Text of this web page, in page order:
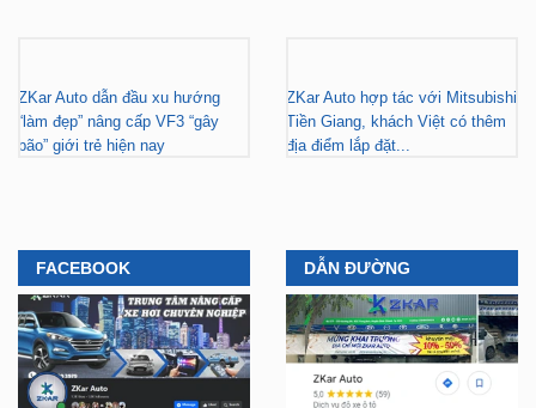
ZKar Auto dẫn đầu xu hướng
“làm đẹp” nâng cấp VF3 “gây
bão” giới trẻ hiện nay
ZKar Auto hợp tác với Mitsubishi
Tiền Giang, khách Việt có thêm
địa điểm lắp đặt...
FACEBOOK DẪN ĐƯỜNG